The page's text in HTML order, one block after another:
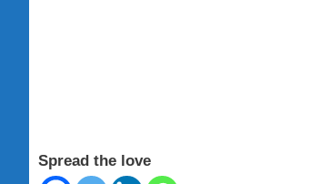
Spread the love